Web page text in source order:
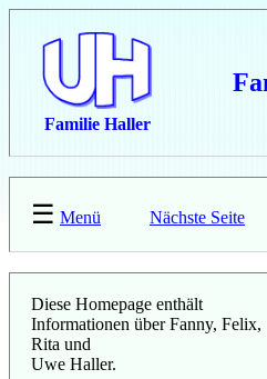
Familie Haller
☰ Menü Nächste Seite
Diese Homepage enthält
Informationen über Fanny, Felix,
Rita und
Uwe Haller.